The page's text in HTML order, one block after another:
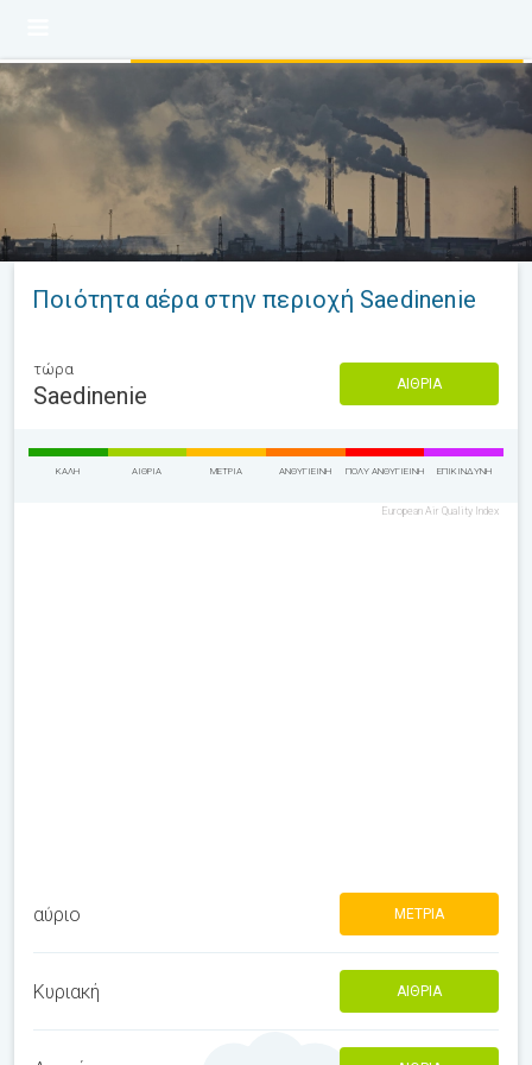
Ποιότητα αέρα στην περιοχή Saedinenie
τώρα
Saedinenie ΑΊΘΡΙΑ
ΚΑΛΉ ΑΊΘΡΙΑ ΜΈΤΡΙΑ ΑΝΘΥΓΙΕΙΝΉ ΠΟΛΎ ΑΝΘΥΓΙΕΙΝΉ ΕΠΙΚΊΝΔΥΝΗ
European Air Quality Index
αύριο ΜΈΤΡΙΑ
Κυριακή ΑΊΘΡΙΑ